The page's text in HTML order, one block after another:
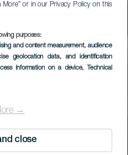
or in our Privacy Policy on this
purposes:
and content measurement, audience
geolocation data, and identification
information on a device, Technical
→
close